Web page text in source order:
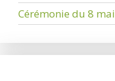
Cérémonie du 8 mai